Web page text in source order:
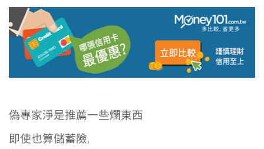
偽專家淨是推薦一些爛東西
即使也算儲蓄險,